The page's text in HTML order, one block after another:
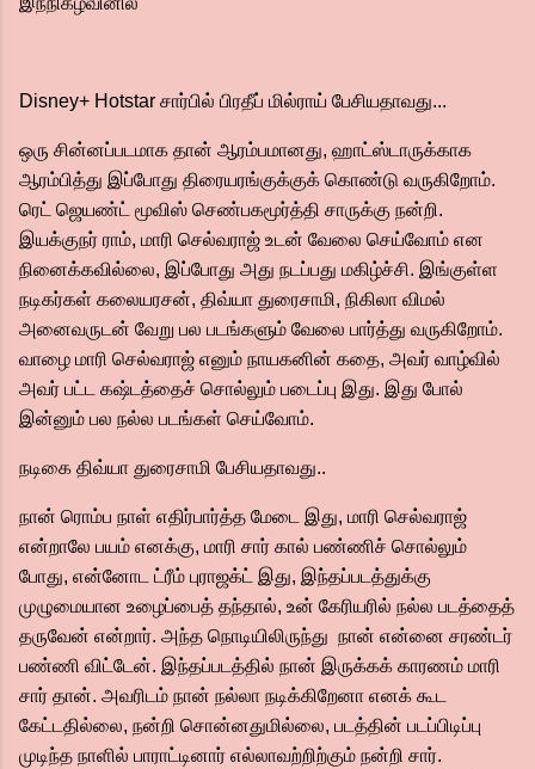
Disney+ Hotstar சார்பில் பிரதீப் மில்ராய் பேசியதாவது...
ஒரு சின்னப்படமாக தான் ஆரம்பமானது, ஹாட்ஸ்டாருக்காக
ஆரம்பித்து இப்போது திரையரங்குக்குக் கொண்டு வருகிறோம்.
ரெட் ஜெயண்ட் மூவிஸ் செண்பகமூர்த்தி சாருக்கு நன்றி.
இயக்குநர் ராம், மாரி செல்வராஜ் உடன் வேலை செய்வோம் என
நினைக்கவில்லை, இப்போது அது நடப்பது மகிழ்ச்சி. இங்குள்ள
நடிகர்கள் கலையரசன், திவ்யா துரைசாமி, நிகிலா விமல்
அனைவருடன் வேறு பல படங்களும் வேலை பார்த்து வருகிறோம்.
வாழை மாரி செல்வராஜ் எனும் நாயகனின் கதை, அவர் வாழ்வில்
அவர் பட்ட கஷ்டத்தைச் சொல்லும் படைப்பு இது. இது போல்
இன்னும் பல நல்ல படங்கள் செய்வோம்.
நடிகை திவ்யா துரைசாமி பேசியதாவது..
நான் ரொம்ப நாள் எதிர்பார்த்த மேடை இது, மாரி செல்வராஜ்
என்றாலே பயம் எனக்கு, மாரி சார் கால் பண்ணிச் சொல்லும்
போது, என்னோட ட்ரீம் புராஜக்ட் இது, இந்தப்படத்துக்கு
முழுமையான உழைப்பைத் தந்தால், உன் கேரியரில் நல்ல படத்தைத்
தருவேன் என்றார். அந்த நொடியிலிருந்து நான் என்னை சரண்டர்
பண்ணி விட்டேன். இந்தப்படத்தில் நான் இருக்கக் காரணம் மாரி
சார் தான். அவரிடம் நான் நல்லா நடிக்கிறேனா எனக் கூட
கேட்டதில்லை, நன்றி சொன்னதுமில்லை, படத்தின் படப்பிடிப்பு
முடிந்த நாளில் பாராட்டினார் எல்லாவற்றிற்கும் நன்றி சார்.